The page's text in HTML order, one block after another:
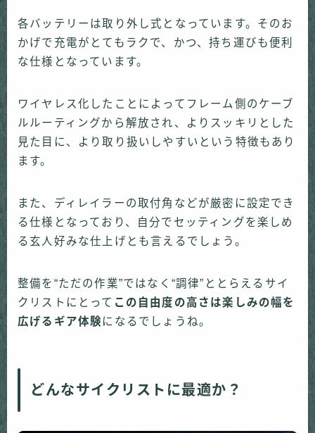
各バッテリーは取り外し式となっています。そのお
かげで充電がとてもラクで、かつ、持ち運びも便利
な仕様となっています。
ワイヤレス化したことによってフレーム側のケーブ
ルルーティングから解放され、よりスッキリとした
見た目に、より取り扱いしやすいという特徴もあり
ます。
また、ディレイラーの取付角などが厳密に設定でき
る仕様となっており、自分でセッティングを楽しめ
る玄人好みな仕上げとも言えるでしょう。
整備を“ただの作業”ではなく“調律”ととらえるサイ
クリストにとって この自由度の高さは楽しみの幅を
広げるギア体験 になるでしょうね。
どんなサイクリストに最適か？